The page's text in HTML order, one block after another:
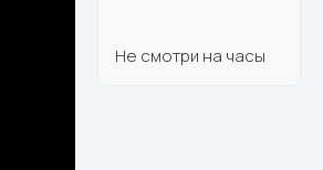
Не смотри на часы